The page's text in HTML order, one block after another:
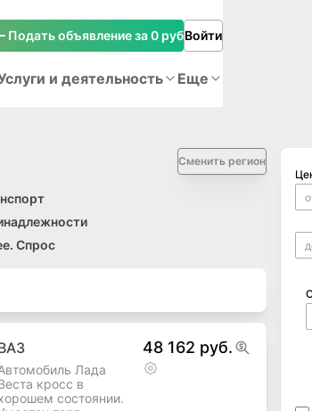
Подать объявление за 0 рубВойти
и деятельность Еще
Сменить регион
Спрос
Лада
кросс в
состоянии.
48 162 руб.